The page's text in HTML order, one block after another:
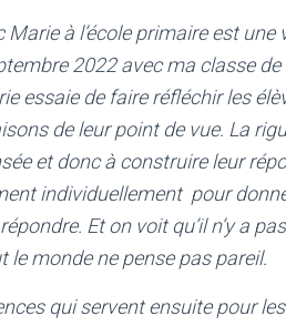
Marie à l’école primaire est
2022 avec ma classe
essaie de faire réfléchir les
de leur point de vue. La
et donc à construire leur
individuellement pour
Et on voit qu’il n’y a
le monde ne pense pas pareil.
qui servent ensuite pour